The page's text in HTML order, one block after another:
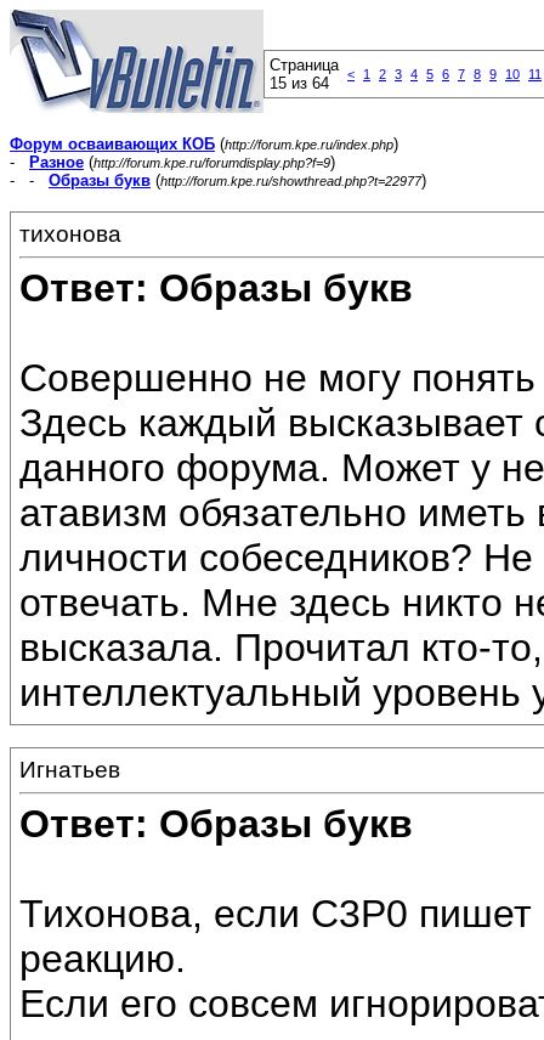
Страница
15 из 64
< 1 2 3 4 5 6 7 8 9 10 11
Форум осваивающих КОБ (http://forum.kpe.ru/index.php)
-
Разное (http://forum.kpe.ru/forumdisplay.php?f=9)
- - Образы букв (http://forum.kpe.ru/showthread.php?t=22977)
тихонова
Ответ: Образы букв
Совершенно не могу
Здесь каждый высказывает
данного форума. Может у
атавизм обязательно
личности собеседников?
отвечать. Мне здесь никто
высказала. Прочитал кто-
интеллектуальный уровень
Игнатьев
Ответ: Образы букв
Тихонова, если C3P0 пишет
реакцию.
Если его совсем